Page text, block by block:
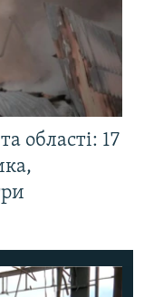
області: 17